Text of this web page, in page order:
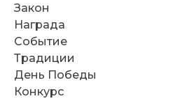
Закон
Награда
Событие
Традиции
День Победы
Конкурс